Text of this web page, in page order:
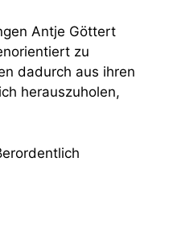
Antje Göttert
zu
dadurch aus ihren
herauszuholen,